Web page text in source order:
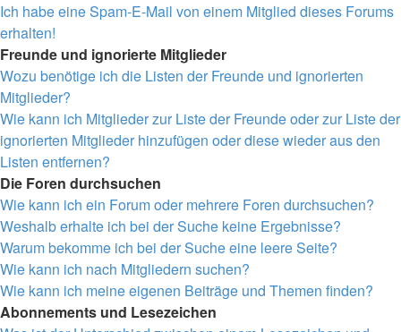
Ich habe eine Spam-E-Mail von einem Mitglied dieses Forums
erhalten!
Freunde und ignorierte Mitglieder
Wozu benötige ich die Listen der Freunde und ignorierten
Mitglieder?
Wie kann ich Mitglieder zur Liste der Freunde oder zur Liste der
ignorierten Mitglieder hinzufügen oder diese wieder aus den
Listen entfernen?
Die Foren durchsuchen
Wie kann ich ein Forum oder mehrere Foren durchsuchen?
Weshalb erhalte ich bei der Suche keine Ergebnisse?
Warum bekomme ich bei der Suche eine leere Seite?
Wie kann ich nach Mitgliedern suchen?
Wie kann ich meine eigenen Beiträge und Themen finden?
Abonnements und Lesezeichen